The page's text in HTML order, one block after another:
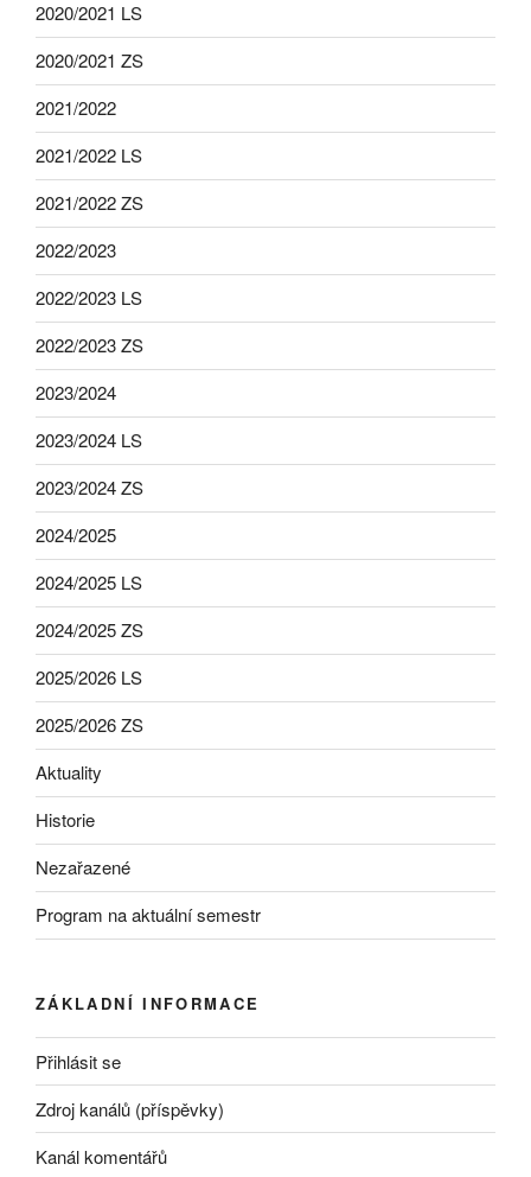
2020/2021 LS
2020/2021 ZS
2021/2022
2021/2022 LS
2021/2022 ZS
2022/2023
2022/2023 LS
2022/2023 ZS
2023/2024
2023/2024 LS
2023/2024 ZS
2024/2025
2024/2025 LS
2024/2025 ZS
2025/2026 LS
2025/2026 ZS
Aktuality
Historie
Nezařazené
Program na aktuální semestr
ZÁKLADNÍ INFORMACE
Přihlásit se
Zdroj kanálů (příspěvky)
Kanál komentářů